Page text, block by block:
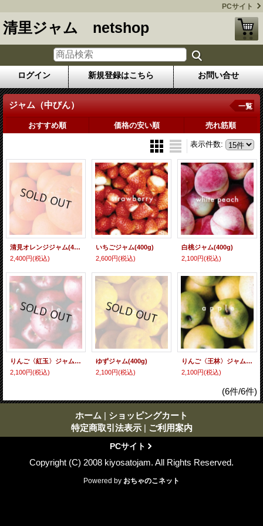
PCサイト
清里ジャム netshop
ログイン 新規登録はこちら お問い合せ
ジャム（中びん） 一覧
おすすめ順 価格の安い順 売れ筋順
表示件数:
清見オレンジジャム(400g)
2,400円(税込)
いちごジャム(400g)
2,600円(税込)
白桃ジャム(400g)
2,100円(税込)
りんご〈紅玉〉ジャム(400g)
2,100円(税込)
ゆずジャム(400g)
2,100円(税込)
りんご〈王林〉ジャム(400g)
2,100円(税込)
(6件/6件)
ホーム | ショッピングカート
特定商取引法表示 | ご利用案内
PCサイト
Copyright (C) 2008 kiyosatojam. All Rights Reserved.
Powered by おちゃのこネット